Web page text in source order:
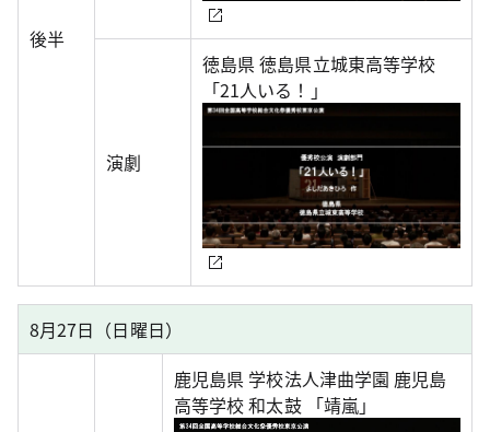
後半
演劇
徳島県 徳島県立城東高等学校
「21人いる！」
8月27日（日曜日）
鹿児島県 学校法人津曲学園 鹿児島
高等学校 和太鼓 「靖嵐」